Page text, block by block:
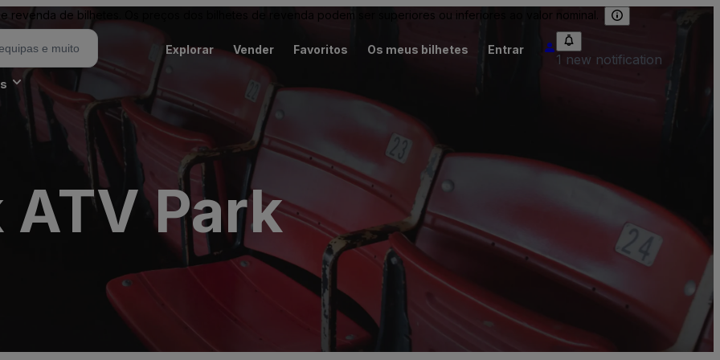
revenda de bilhetes. Os preços dos bilhetes de revenda podem ser superiores ou inferiores ao valor nominal.
Explorar Vender Favoritos Os meus bilhetes Entrar
1 new notification
ATV Park